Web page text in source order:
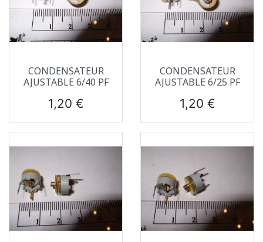
CONDENSATEUR
AJUSTABLE 6/40 PF
Prix
1,20 €
CONDENSATEUR
AJUSTABLE 6/25 PF
Prix
1,20 €